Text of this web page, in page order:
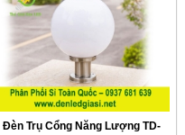
Đèn Trụ Cổng Năng Lượng TD-